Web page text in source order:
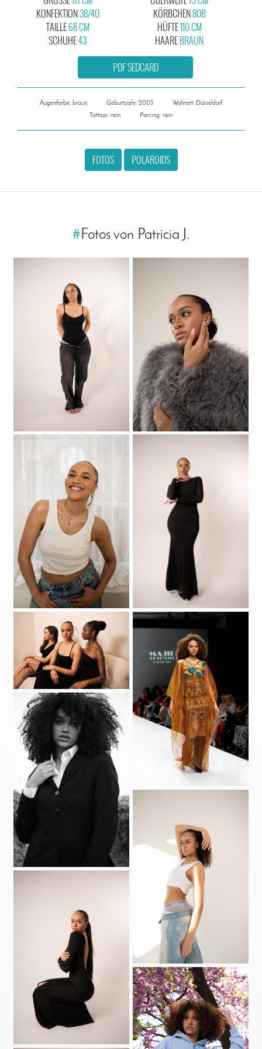
KONFEKTION38/40
KÖRBCHEN80B
TAILLE68 CM
SCHUHE43
HÜFTE110 CM
HAAREBRAUN
PDF SEDCARD
Augenfarbe: braun Geburtsjahr: 2003
Wohnort: Düsseldorf
Tattoos: nein
Piercing: nein
FOTOS POLAROIDS
#Fotos von Patricia J.